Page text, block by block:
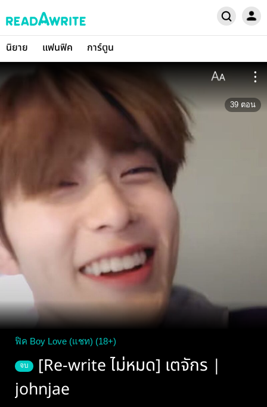
นิยาย แฟนฟิค การ์ตูน
39 ตอน
ฟิค Boy Love (แชท) (18+)
จบ
[Re-write ไม่หมด] เตจักร |
johnjae